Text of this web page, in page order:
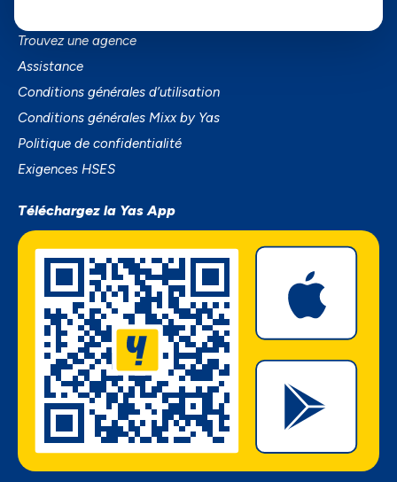
Trouvez une agence
Assistance
Conditions générales d’utilisation
Conditions générales Mixx by Yas
Politique de confidentialité
Exigences HSES
Téléchargez la Yas App